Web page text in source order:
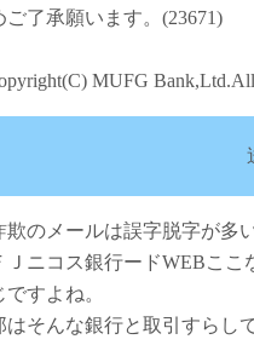
ご了承願います。(23671)
MUFG
欺のメールは誤字脱字が多
Ｊニコス銀行ードWEBここ
すよね。
はそんな銀行と取引すらし